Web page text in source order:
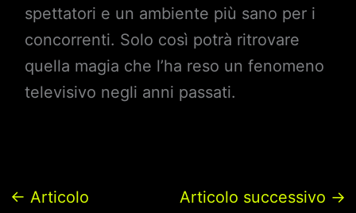
spettatori e un ambiente più sano per i
concorrenti. Solo così potrà ritrovare
quella magia che l’ha reso un fenomeno
televisivo negli anni passati.
← Articolo
Articolo successivo →